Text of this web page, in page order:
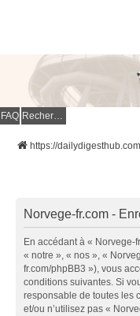
FAQ Rechercher
https://dailydigesthub.com
Norvege-fr.com -
En accédant à « Norvege-
« notre », « nos », «
fr.com/phpBB3 »), vous
conditions suivantes. Si
responsable de toutes les
et/ou n’utilisez pas «